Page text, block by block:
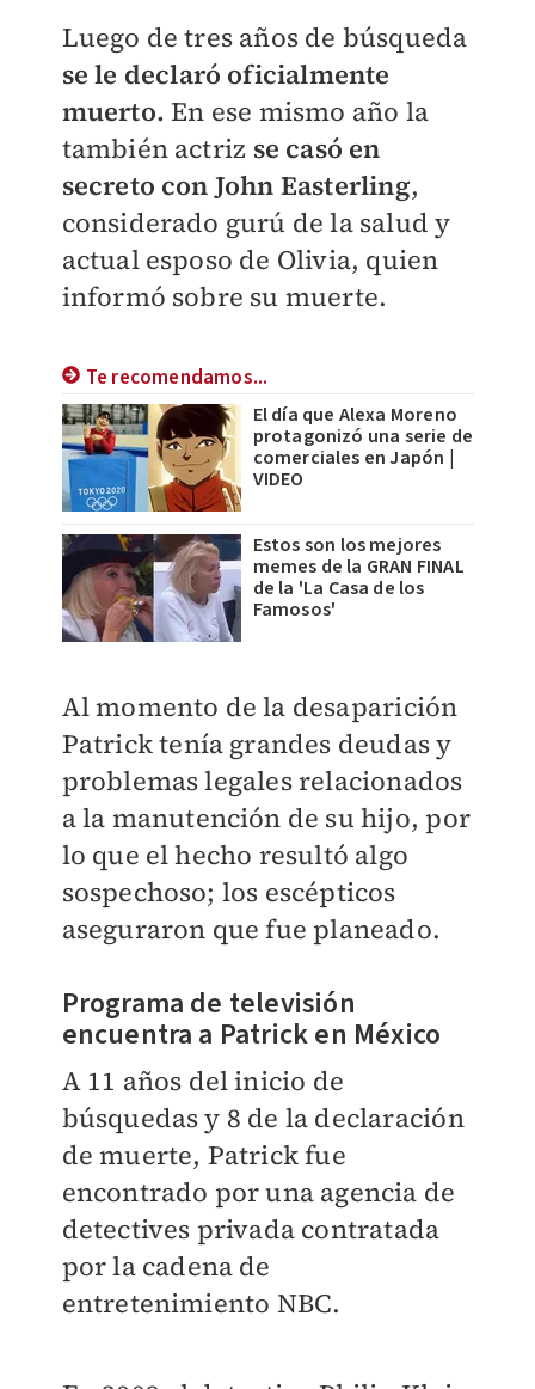
Luego de tres años de búsqueda
se le declaró oficialmente
muerto. En ese mismo año la
también actriz se casó en
secreto con John Easterling,
considerado gurú de la salud y
actual esposo de Olivia, quien
informó sobre su muerte.
Te recomendamos...
El día que Alexa Moreno
protagonizó una serie de
comerciales en Japón |
VIDEO
Estos son los mejores
memes de la GRAN FINAL
de la 'La Casa de los
Famosos'
Al momento de la desaparición
Patrick tenía grandes deudas y
problemas legales relacionados
a la manutención de su hijo, por
lo que el hecho resultó algo
sospechoso; los escépticos
aseguraron que fue planeado.
Programa de televisión
encuentra a Patrick en México
A 11 años del inicio de
búsquedas y 8 de la declaración
de muerte, Patrick fue
encontrado por una agencia de
detectives privada contratada
por la cadena de
entretenimiento NBC.